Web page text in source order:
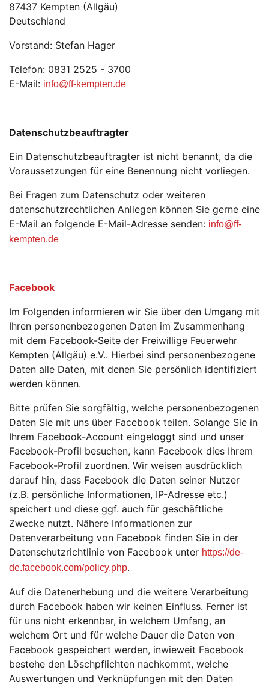
87437 Kempten (Allgäu)
Deutschland
Vorstand: Stefan Hager
Telefon: 0831 2525 - 3700
E-Mail: info@ff-kempten.de
Datenschutzbeauftragter
Ein Datenschutzbeauftragter ist nicht benannt, da die
Voraussetzungen für eine Benennung nicht vorliegen.
Bei Fragen zum Datenschutz oder weiteren
datenschutzrechtlichen Anliegen können Sie gerne eine
E-Mail an folgende E-Mail-Adresse senden: info@ff-
kempten.de
Facebook
Im Folgenden informieren wir Sie über den Umgang mit
Ihren personenbezogenen Daten im Zusammenhang
mit dem Facebook-Seite der Freiwillige Feuerwehr
Kempten (Allgäu) e.V.. Hierbei sind personenbezogene
Daten alle Daten, mit denen Sie persönlich identifiziert
werden können.
Bitte prüfen Sie sorgfältig, welche personenbezogenen
Daten Sie mit uns über Facebook teilen. Solange Sie in
Ihrem Facebook-Account eingeloggt sind und unser
Facebook-Profil besuchen, kann Facebook dies Ihrem
Facebook-Profil zuordnen. Wir weisen ausdrücklich
darauf hin, dass Facebook die Daten seiner Nutzer
(z.B. persönliche Informationen, IP-Adresse etc.)
speichert und diese ggf. auch für geschäftliche
Zwecke nutzt. Nähere Informationen zur
Datenverarbeitung von Facebook finden Sie in der
Datenschutzrichtlinie von Facebook unter https://de-
de.facebook.com/policy.php.
Auf die Datenerhebung und die weitere Verarbeitung
durch Facebook haben wir keinen Einfluss. Ferner ist
für uns nicht erkennbar, in welchem Umfang, an
welchem Ort und für welche Dauer die Daten von
Facebook gespeichert werden, inwieweit Facebook
bestehe den Löschpflichten nachkommt, welche
Auswertungen und Verknüpfungen mit den Daten